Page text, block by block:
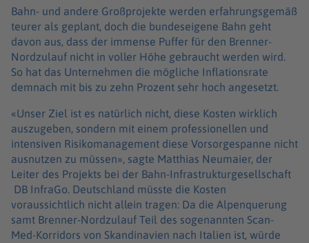
Bahn- und andere Großprojekte werden erfahrungsgemäß
teurer als geplant, doch die bundeseigene Bahn geht
davon aus, dass der immense Puffer für den Brenner-
Nordzulauf nicht in voller Höhe gebraucht werden wird.
So hat das Unternehmen die mögliche Inflationsrate
demnach mit bis zu zehn Prozent sehr hoch angesetzt.
«Unser Ziel ist es natürlich nicht, diese Kosten wirklich
auszugeben, sondern mit einem professionellen und
intensiven Risikomanagement diese Vorsorgespanne nicht
ausnutzen zu müssen», sagte Matthias Neumaier, der
Leiter des Projekts bei der Bahn-Infrastrukturgesellschaft
DB InfraGo. Deutschland müsste die Kosten
voraussichtlich nicht allein tragen: Da die Alpenquerung
samt Brenner-Nordzulauf Teil des sogenannten Scan-
Med-Korridors von Skandinavien nach Italien ist, würde